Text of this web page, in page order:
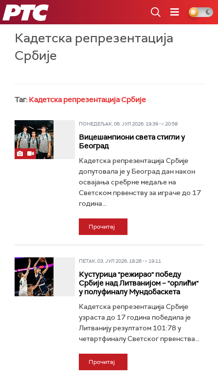
РТС
Кадетска репрезентација
Србије
Таг: Кадетска репрезентација Србије
ПОНЕДЕЉАК, 06. ЈУЛ 2026, 19:39 -> 20:58
Вицешампиони света стигли у
Београд
Кадетска репрезентација Србије
допутовала је у Београд дан након
освајања сребрне медаље на
Светском првенству за играче до 17
година...
Прочитај
ПЕТАК, 03. ЈУЛ 2026, 18:26 -> 19:11
Кустурица "режирао" победу
Србије над Литванијом – "орлићи"
у полуфиналу Мундобаскета
Кадетска репрезентација Србије
узраста до 17 година победила је
Литванију резултатом 101:78 у
четвртфиналу Светског првенства...
Прочитај